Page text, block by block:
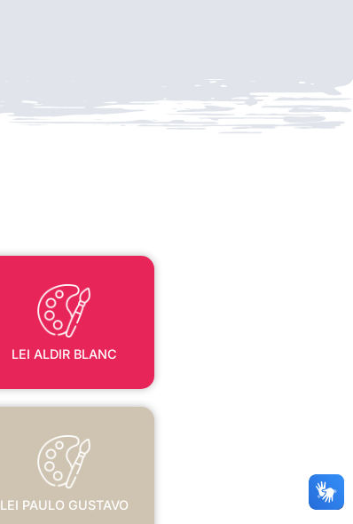
LEI ALDIR BLANC
LEI ALDIR BLANC
LEI PAULO GUSTAVO
LEI PAULO GUSTAVO